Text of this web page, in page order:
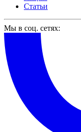
Статьи
Мы в соц. сетях: